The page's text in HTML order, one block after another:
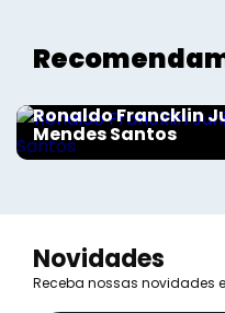
Ronaldo Francklin
Mendes Santos
Novidades
Receba nossas novidades